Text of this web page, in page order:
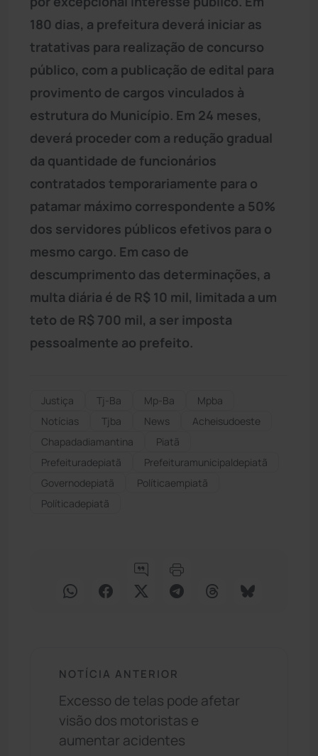
180 dias, a prefeitura deverá iniciar as
tratativas para realização de concurso
público, com a publicação de edital para
provimento de cargos vinculados à
estrutura do Município. Em 24 meses,
deverá proceder com a redução gradual
da quantidade de funcionários
contratados temporariamente para o
patamar máximo correspondente a 50%
dos servidores públicos efetivos para o
mesmo cargo. Em caso de
descumprimento das determinações, a
multa diária é de R$ 10 mil, limitada a um
teto de R$ 700 mil, a ser imposta
pessoalmente ao prefeito.
Justiça Tj-Ba Mp-Ba
Mpba
Notícias
Tjba News
Acheisudoeste
Chapadadiamantina
Piatã
Prefeituradepiatã
Prefeituramunicipaldepiatã
Governodepiatã
Políticaempiatã
Políticadepiatã
NOTÍCIA ANTERIOR
Excesso de telas pode afetar
visão dos motoristas e
aumentar acidentes